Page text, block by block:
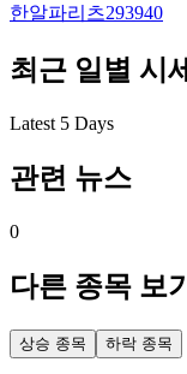
한알파리츠293940
최근 일별 시세
Latest 5 Days
관련 뉴스
0
다른 종목 보기
상승 종목 하락 종목